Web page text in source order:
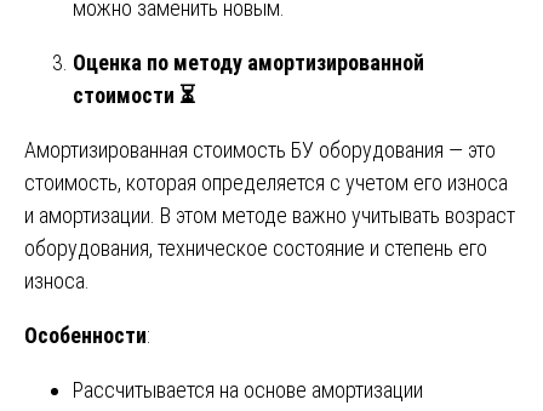
можно заменить новым.
Оценка по методу амортизированной
стоимости ⏳
Амортизированная стоимость БУ оборудования — это
стоимость, которая определяется с учетом его износа
и амортизации. В этом методе важно учитывать возраст
оборудования, техническое состояние и степень его
износа.
Особенности:
Рассчитывается на основе амортизации